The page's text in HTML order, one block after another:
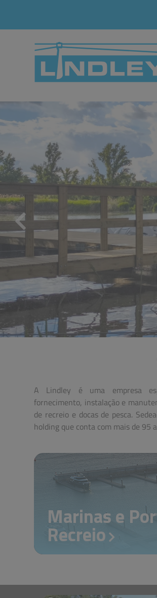
A Lindley é uma empresa
fornecimento, instalação e
de recreio e docas de pesca.
holding que conta com mais de 95
É uma referência nos
Marinas e
Recreio